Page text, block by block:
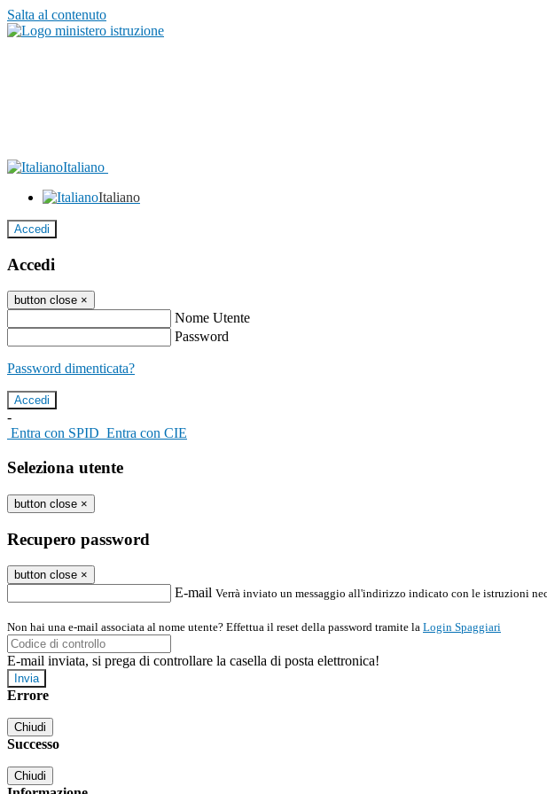
Salta al contenuto
Italiano
Italiano
Accedi
Accedi
button close ×
Nome Utente
Password
Password dimenticata?
-
Entra con SPID Entra con CIE
Seleziona utente
button close ×
Recupero password
button close ×
E-mail Verrà inviato un messaggio all'indirizzo indicato con le istruzioni
Non hai una e-mail associata al nome utente? Effettua il reset della password tramite la Login Spaggiari
E-mail inviata, si prega di controllare la casella di posta elettronica!
Errore
Chiudi
Successo
Chiudi